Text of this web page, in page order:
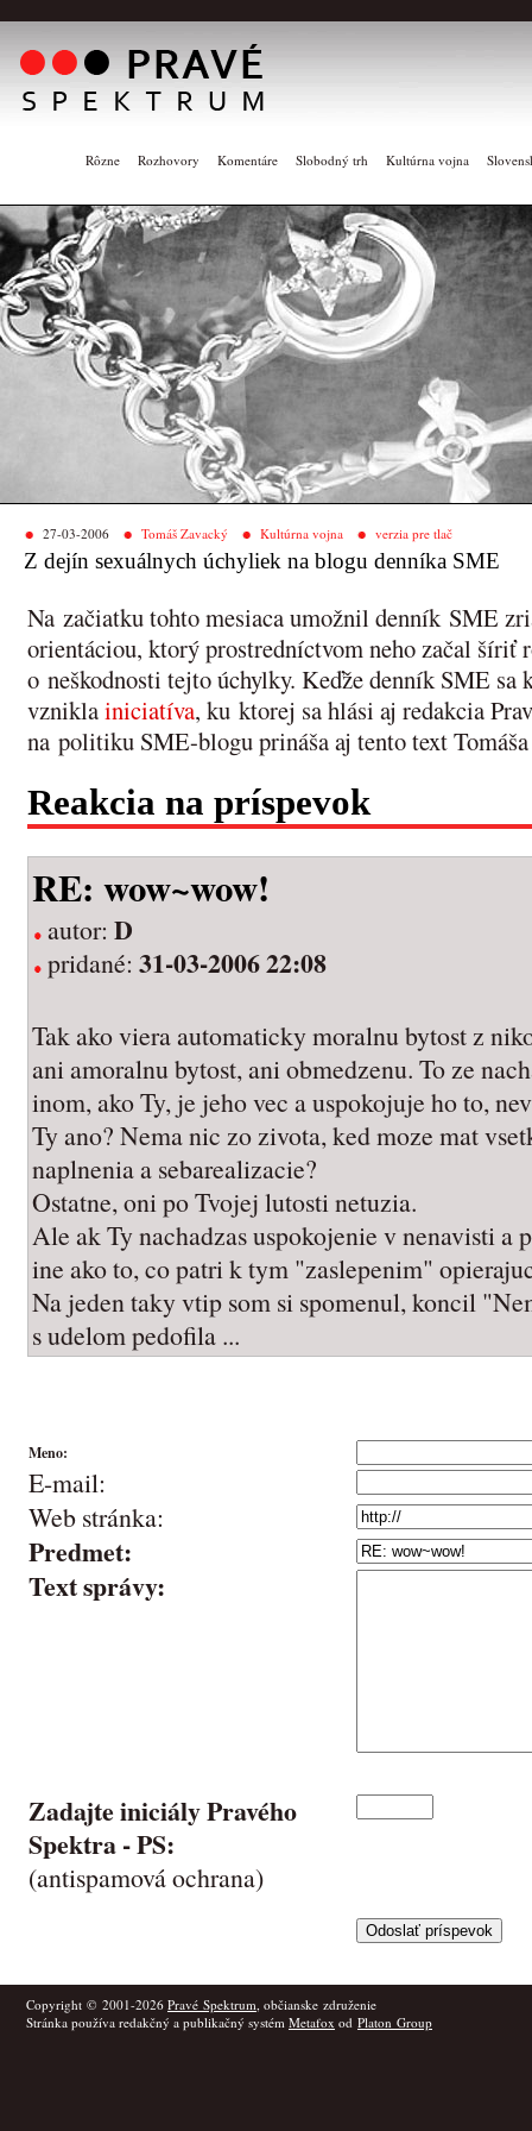
Rôzne Rozhovory Komentáre Slobodný trh Kultúrna vojna
27-03-2006 Tomáš Zavacký Kultúrna vojna verzia pre tlač
Z dejín sexuálnych úchyliek na blogu denníka SME
Na začiatku tohto mesiaca umožnil denník SME
orientáciou, ktorý prostredníctvom neho začal šíriť
o neškodnosti tejto úchylky. Keďže denník SME
vzniklainiciatíva, ku ktorej sa hlási aj redakcia
na politiku SME-blogu prináša aj tento text
Reakcia na príspevok
RE: wow~wow!
autor: D
pridané: 31-03-2006 22:08
Tak ako viera automaticky moralnu bytost z
ani amoralnu bytost, ani obmedzenu. To ze
inom, ako Ty, je jeho vec a uspokojuje ho to,
Ty ano? Nema nic zo zivota, ked moze mat
naplnenia a sebarealizacie?
Ostatne, oni po Tvojej lutosti netuzia.
Ale ak Ty nachadzas uspokojenie v nenavisti a
ine ako to, co patri k tym "zaslepenim"
Na jeden taky vtip som si spomenul, koncil
s udelom pedofila ...
Meno:
E-mail:
Web stránka:
Predmet:
Text správy:
Zadajte iniciály Pravého
Spektra -PS:
(antispamová ochrana)
Copyright © 2001-2026 Pravé Spektrum, občianske združenie
Stránka používa redakčný a publikačný systém Metafox od Platon Group